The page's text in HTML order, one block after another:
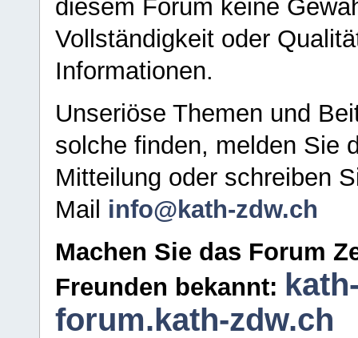
diesem Forum keine
Vollständigkeit oder
Informationen.
Unseriöse Themen und
solche finden, melden Sie
Mitteilung oder schreiben
Mail info@kath-zdw.ch
Machen Sie das Forum
Freunden bekannt:
forum.kath-zdw.ch